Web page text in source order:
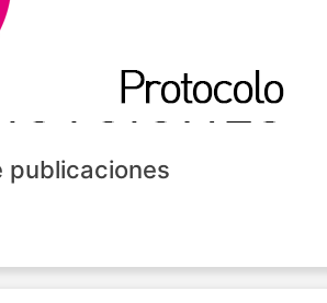
publicaciones